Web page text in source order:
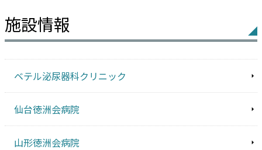
施設情報
ベテル泌尿器科クリニック
仙台徳洲会病院
山形徳洲会病院